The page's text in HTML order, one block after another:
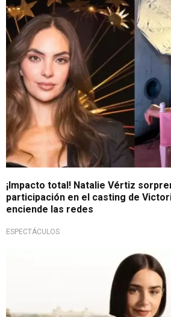
Representación peruana
¡Impacto total! Natalie Vértiz
participación en el casting de
enciende las redes
ESPECTÁCULOS